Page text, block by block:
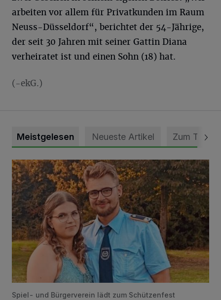
arbeiten vor allem für Privatkunden im Raum
Neuss-Düsseldorf“, berichtet der 54-Jährige,
der seit 30 Jahren mit seiner Gattin Diana
verheiratet ist und einen Sohn (18) hat.
(-ekG.)
Meistgelesen Neueste Artikel Zum Thema
Mit Herzblut die Gemeinschaft leben
Spiel- und Bürgerverein lädt zum Schützenfest